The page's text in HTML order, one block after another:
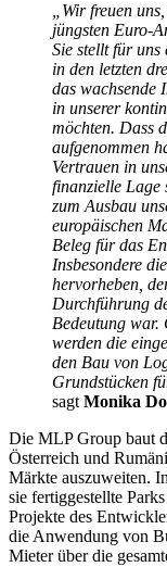
„Wir freuen
jüngsten Euro-
Sie stellt für
in den letzten
das wachsende
in unserer
möchten. Dass
aufgenommen
Vertrauen in
finanzielle Lage
zum Ausbau
europäischen
Beleg für das
Insbesondere
hervorheben,
Durchführung
Bedeutung war.
werden die
den Bau von
Grundstücken
sagtMonika
Die MLP Group baut
Österreich und
Märkte auszuweiten.
sie fertiggestellte
Projekte des
die Anwendung von
Mieter über die